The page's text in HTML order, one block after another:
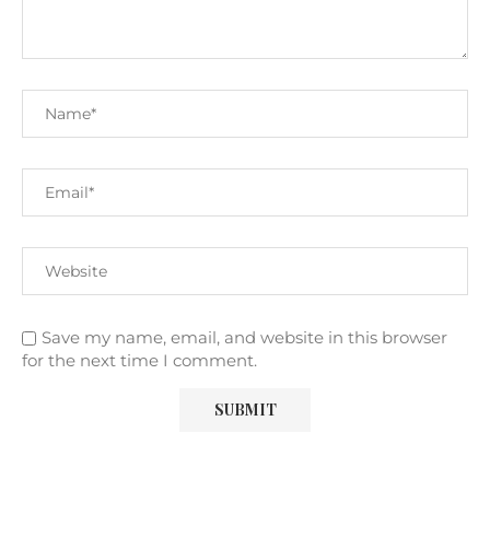
Save my name, email, and website in this browser
for the next time I comment.